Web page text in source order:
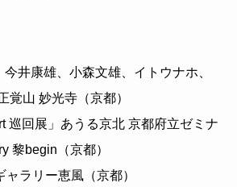
井康雄、小森文雄、イトウナホ、
覚山 妙光寺（京都）
巡回展」あうる京北 京都府立ゼミナ
黎begin（京都）
ャラリー恵風（京都）